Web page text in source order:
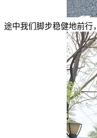
途中我们脚步稳健地前行